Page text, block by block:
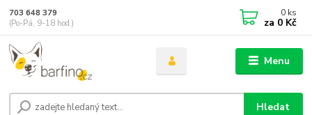
Menu
Hledat
703 648 379
(Po-Pá, 9-18 hod.)
0 ks
za 0 Kč